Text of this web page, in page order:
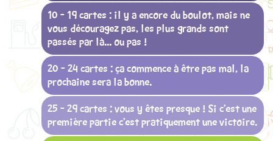
10 - 19 cartes : il y a encore du boulot, mais ne
vous découragez pas, les plus grands sont
passés par là... ou pas !
20 - 24 cartes : ça commence à être pas mal, la
prochaine sera la bonne.
25 - 29 cartes : vous y êtes presque ! Si c’est une
première partie c’est pratiquement une victoire.